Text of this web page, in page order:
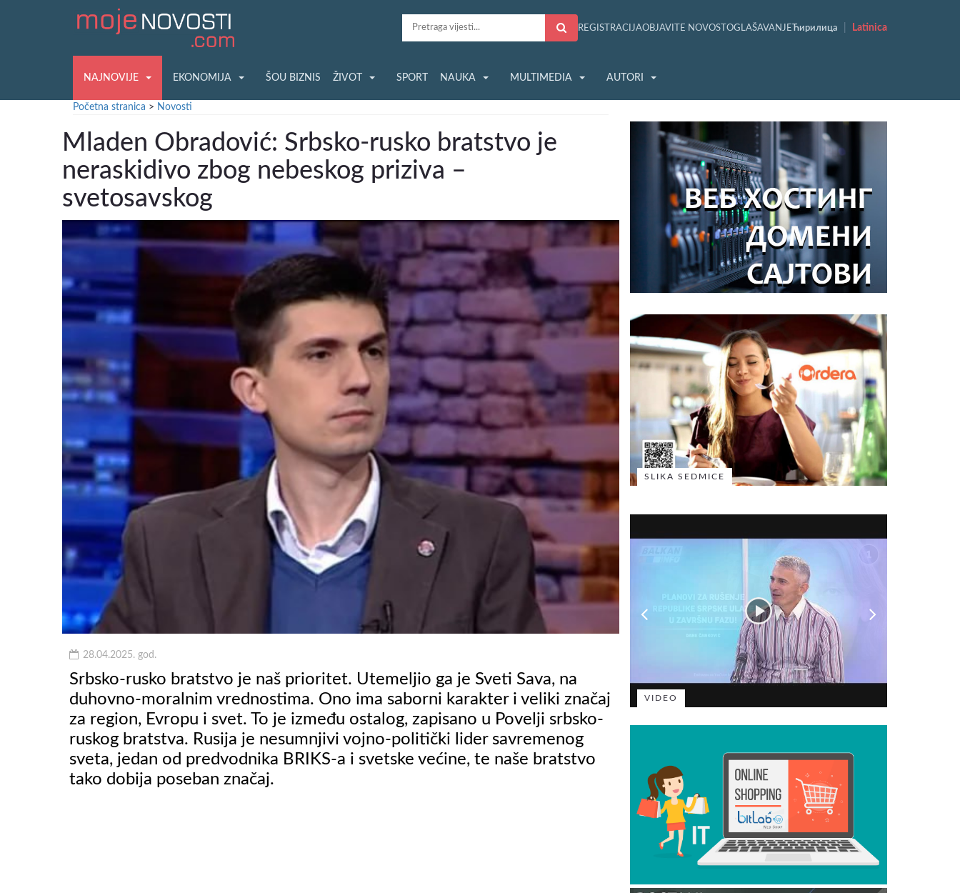
REGISTRACIJAOBJAVITE NOVOST OGLAŠAVANJE Ћирилица Latinica
NAJNOVIJE EKONOMIJA ŠOU BIZNIS ŽIVOT SPORT NAUKA MULTIMEDIA AUTORI
Početna stranica > Novosti
Mladen Obradović: Srbsko-rusko bratstvo je
neraskidivo zbog nebeskog priziva –
svetosavskog
28.04.2025. god.
Srbsko-rusko bratstvo je naš prioritet. Utemeljio ga je Sveti Sava, na
duhovno-moralnim vrednostima. Ono ima saborni karakter i veliki značaj
za region, Evropu i svet. To je između ostalog, zapisano u Povelji srbsko-
ruskog bratstva. Rusija je nesumnjivi vojno-politički lider savremenog
sveta, jedan od predvodnika BRIKS-a i svetske većine, te naše bratstvo
tako dobija poseban značaj.
SLIKA SEDMICE
VIDEO VIDEO VIDEO